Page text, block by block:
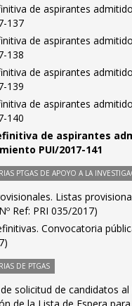
de aspirantes
137
de aspirantes
138
de aspirantes
139
de aspirantes
140
de aspirantes
PUI/2017-141
PTGAS DE APOYO A LA
Listas
Ref: PRI 035/2017)
Convocatoria
DE PTGAS
solicitud de candidatos al